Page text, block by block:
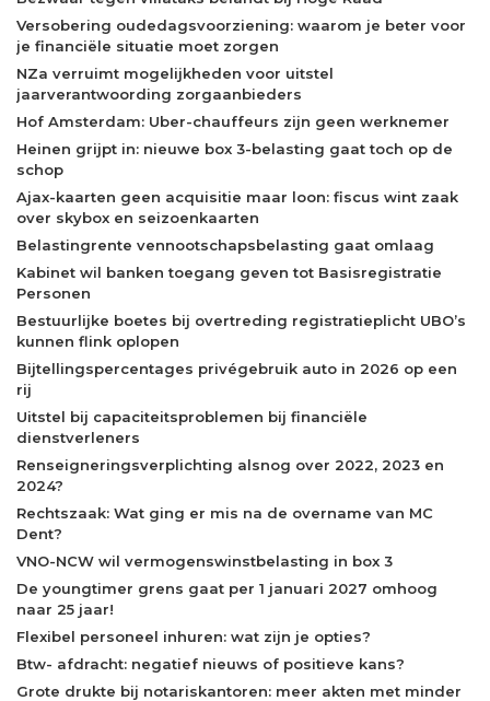
Versobering oudedagsvoorziening: waarom je beter voor
je financiële situatie moet zorgen
NZa verruimt mogelijkheden voor uitstel
jaarverantwoording zorgaanbieders
Hof Amsterdam: Uber-chauffeurs zijn geen werknemer
Heinen grijpt in: nieuwe box 3-belasting gaat toch op de
schop
Ajax-kaarten geen acquisitie maar loon: fiscus wint zaak
over skybox en seizoenkaarten
Belastingrente vennootschapsbelasting gaat omlaag
Kabinet wil banken toegang geven tot Basisregistratie
Personen
Bestuurlijke boetes bij overtreding registratieplicht UBO’s
kunnen flink oplopen
Bijtellingspercentages privégebruik auto in 2026 op een
rij
Uitstel bij capaciteitsproblemen bij financiële
dienstverleners
Renseigneringsverplichting alsnog over 2022, 2023 en
2024?
Rechtszaak: Wat ging er mis na de overname van MC
Dent?
VNO-NCW wil vermogenswinstbelasting in box 3
De youngtimer grens gaat per 1 januari 2027 omhoog
naar 25 jaar!
Flexibel personeel inhuren: wat zijn je opties?
Btw- afdracht: negatief nieuws of positieve kans?
Grote drukte bij notariskantoren: meer akten met minder